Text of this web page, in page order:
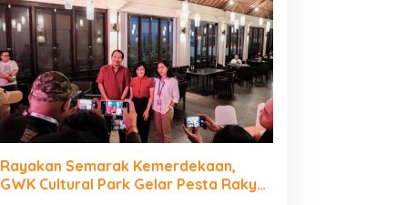
Rayakan Semarak Kemerdekaan,
GWK Cultural Park Gelar Pesta Rakyat